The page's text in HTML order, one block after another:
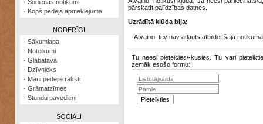
Visatcera
almanahs
Arhīvs
· Šodienas notikumi
· Kopš pēdējā apmeklējuma
NODERĪGI
· Sākumlapa
· Noteikumi
· Glabātava
· Dzīvnieks
· Mani pēdējie raksti
· Grāmatzīmes
· Stundu pavedieni
SOCIĀLI
pārskatīt palīdzības datnes.
Uzrādītā kļūda bija:
Atvaino, tev nav atļauts atbildēt šajā notikumā
Tu neesi pieteicies/-kusies. Tu vari
zemāk esošo formu: